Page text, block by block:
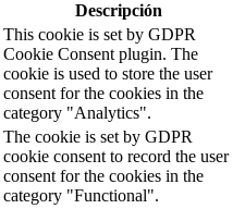
Descripción
This cookie is set by GDPR
Cookie Consent plugin. The
cookie is used to store the user
consent for the cookies in the
category "Analytics".
The cookie is set by GDPR
cookie consent to record the user
consent for the cookies in the
category "Functional".